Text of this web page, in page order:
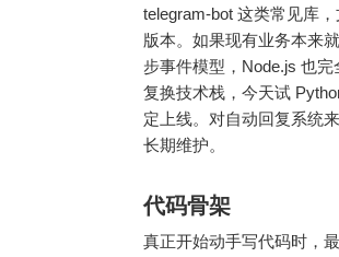
telegram-bot 这类常见库
版本。如果现有业务本来
步事件模型，Node.js 也
复换技术栈，今天试
定上线。对自动回复系统
长期维护。
代码骨架
真正开始动手写代码时，